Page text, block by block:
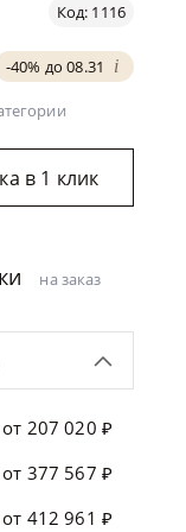
Код: 1116
-40% до 08.31 i
в 1 клик
на заказ
от 207 020 ₽
от 377 567 ₽
от 412 961 ₽